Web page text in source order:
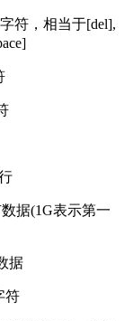
符，相当于[del],
据(1G表示第一
据
符